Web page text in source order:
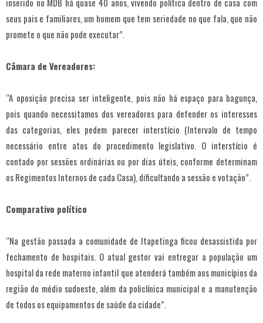
seus pais e familiares, um homem que tem seriedade no que fala, que não
promete o que não pode executar”.
Câmara de Vereadores:
“A oposição precisa ser inteligente, pois não há espaço para bagunça,
pois quando necessitamos dos vereadores para defender os interesses
das categorias, eles pedem parecer interstício (Intervalo de tempo
necessário entre atos do procedimento legislativo. O interstício é
contado por sessões ordinárias ou por dias úteis, conforme determinam
os Regimentos Internos de cada Casa), dificultando a sessão e votação”.
Comparativo político
“Na gestão passada a comunidade de Itapetinga ficou desassistida por
fechamento de hospitais. O atual gestor vai entregar a população um
hospital da rede materno infantil que atenderá também aos municípios da
região do médio sudoeste, além da policlínica municipal e a manutenção
de todos os equipamentos de saúde da cidade”.